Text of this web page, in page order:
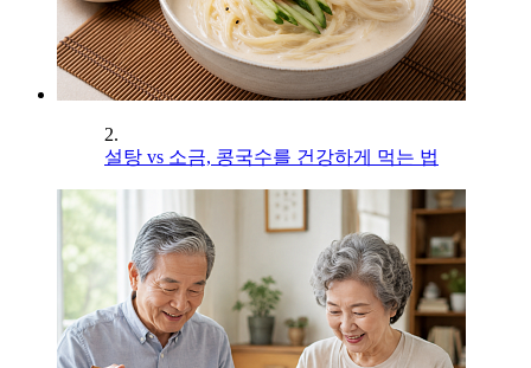
2.
설탕 vs 소금, 콩국수를 건강하게 먹는 법